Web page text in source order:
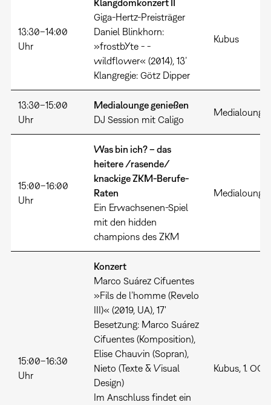
13:30–14:00
Uhr
KlangdomkonzertII
Giga-Hertz-Preisträger
Daniel Blinkhorn:
»frostbYte - -
wildflower« (2014), 13’
Klangregie: Götz Dipper
Kubus
13:30–15:00
Uhr
Medialoungegenießen
DJ Session mit Caligo
Medialounge
15:00–16:00
Uhr
Was bin ich? – das
heitere /rasende/
knackige ZKM-Berufe-
Raten
Ein Erwachsenen-Spiel
mit den hidden
champions des ZKM
Medialounge
15:00–16:30
Uhr
Konzert
Marco Suárez Cifuentes
»Fils de l’homme (Revelo
III)« (2019, UA), 17'
Besetzung: Marco Suárez
Cifuentes (Komposition),
Elise Chauvin (Sopran),
Nieto (Texte & Visual
Design)
Im Anschluss findet ein
Kubus, 1. OG